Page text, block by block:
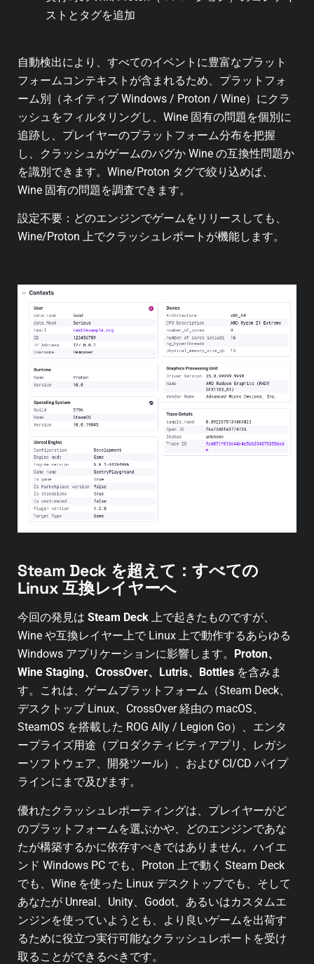
ストとタグを追加
自動検出により、すべてのイベントに豊富なプラット
フォームコンテキストが含まれるため、プラットフォ
ーム別（ネイティブ Windows / Proton / Wine）にクラ
ッシュをフィルタリングし、Wine 固有の問題を個別に
追跡し、プレイヤーのプラットフォーム分布を把握
し、クラッシュがゲームのバグか Wine の互換性問題か
を識別できます。Wine/Proton タグで絞り込めば、
Wine 固有の問題を調査できます。
設定不要：どのエンジンでゲームをリリースしても、
Wine/Proton 上でクラッシュレポートが機能します。
Steam Deck を超えて：すべての
Linux 互換レイヤーへ
今回の発見は Steam Deck 上で起きたものですが、
Wine や互換レイヤー上で Linux 上で動作するあらゆる
Windows アプリケーションに影響します。
Proton、
Wine Staging、CrossOver、Lutris、Bottles を含みま
す。これは、ゲームプラットフォーム（Steam Deck、
デスクトップ Linux、CrossOver 経由の macOS、
SteamOS を搭載した ROG Ally / Legion Go）、エンタ
ープライズ用途（プロダクティビティアプリ、レガシ
ーソフトウェア、開発ツール）、および CI/CD パイプ
ラインにまで及びます。
優れたクラッシュレポーティングは、プレイヤーがど
のプラットフォームを選ぶかや、どのエンジンであな
たが構築するかに依存すべきではありません。ハイエ
ンド Windows PC でも、Proton 上で動く Steam Deck
でも、Wine を使った Linux デスクトップでも、そして
あなたが Unreal、Unity、Godot、あるいはカスタムエ
ンジンを使っていようとも、より良いゲームを出荷す
るために役立つ実行可能なクラッシュレポートを受け
取ることができるべきです。